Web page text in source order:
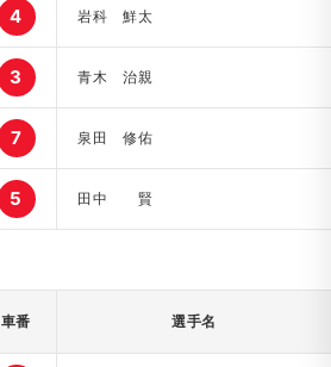
4 岩科 鮮太
3 青木 治親
7 泉田 修佑
5 田中 賢
車番 選手名